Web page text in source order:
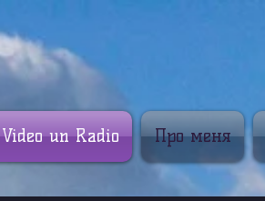
Video un Radio Про меня